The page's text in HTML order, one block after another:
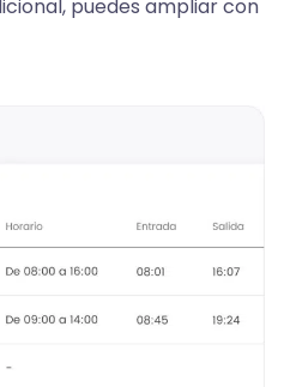
puedes ampliar con